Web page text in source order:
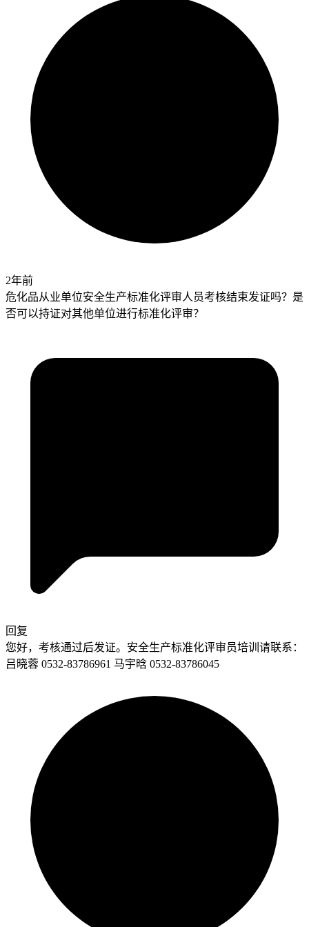
2年前
危化品从业单位安全生产标准化评审人员考核结束发证吗？是
否可以持证对其他单位进行标准化评审？
回复
您好，考核通过后发证。安全生产标准化评审员培训请联系：
吕晓蓉 0532-83786961 马宇晗 0532-83786045